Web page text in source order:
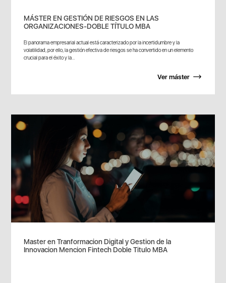
MÁSTER EN GESTIÓN DE RIESGOS EN LAS
ORGANIZACIONES-DOBLE TÍTULO MBA
El panorama empresarial actual está caracterizado por la incertidumbre y la
volatilidad, por ello, la gestión efectiva de riesgos se ha convertido en un elemento
crucial para el éxito y la...
Ver máster
Master en Tranformacion Digital y Gestion de la
Innovacion Mencion Fintech Doble Titulo MBA